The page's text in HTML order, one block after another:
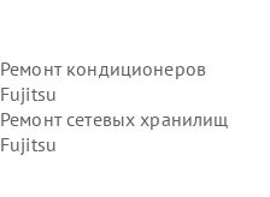
Ремонт кондиционеров
Fujitsu
Ремонт сетевых хранилищ
Fujitsu